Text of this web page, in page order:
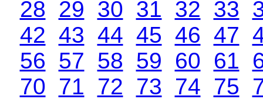
28
29 30 31 32 33
42 43 44 45 46 47
56 57 58 59 60 61
70 71 72 73 74 75